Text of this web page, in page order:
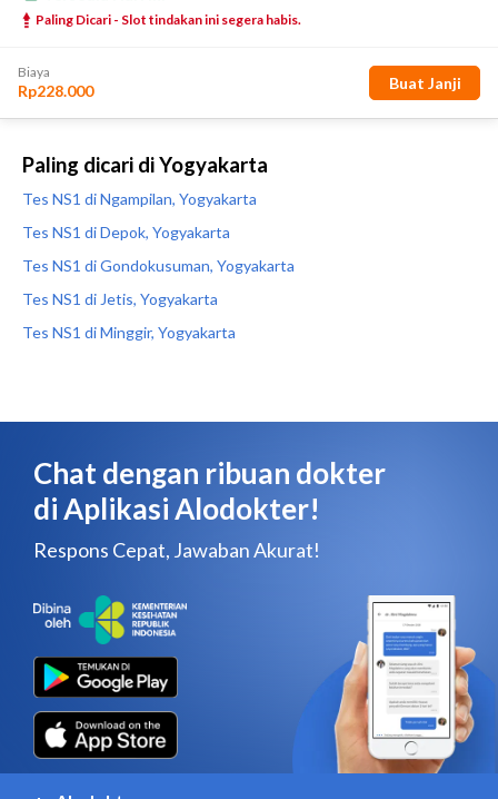
Paling dicari di Yogyakarta
Tes NS1 di Ngampilan, Yogyakarta
Tes NS1 di Depok, Yogyakarta
Tes NS1 di Gondokusuman, Yogyakarta
Tes NS1 di Jetis, Yogyakarta
Tes NS1 di Minggir, Yogyakarta